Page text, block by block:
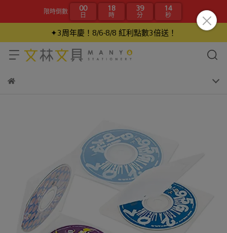
限時倒數 00
日 18
時 39
分 14
秒
✦3周年慶！8/6-8/8 紅利點數3倍送！